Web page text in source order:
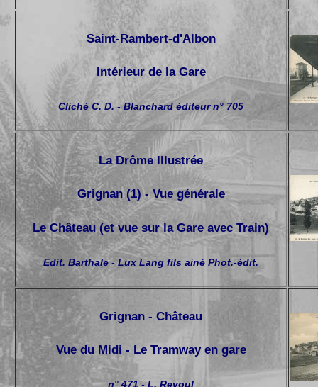
Saint-Rambert-d'Albon
Intérieur de la Gare
Cliché C. D. - Blanchard éditeur n° 705
La Drôme Illustrée
Grignan (1) - Vue générale
Le Château (et vue sur la Gare avec Train)
Edit. Barthale - Lux Lang fils ainé Phot.-édit.
Grignan - Château
Vue du Midi - Le Tramway en gare
n° 471 - L. Revoul